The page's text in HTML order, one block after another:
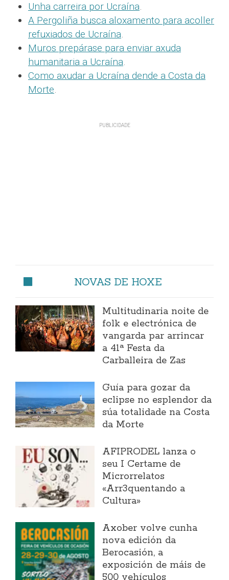
Unha carreira por Ucraína.
A Pergoliña busca aloxamento para acoller
refuxiados de Ucraína.
Muros prepárase para enviar axuda
humanitaria a Ucraína.
Como axudar a Ucraína dende a Costa da
Morte.
NOVAS DE HOXE
Multitudinaria noite de
folk e electrónica de
vangarda par arrincar
a 41ª Festa da
Carballeira de Zas
Guía para gozar da
eclipse no esplendor da
súa totalidade na Costa
da Morte
AFIPRODEL lanza o
seu I Certame de
Microrrelatos
«Arr3quentando a
Cultura»
Axober volve cunha
nova edición da
Berocasión, a
exposición de máis de